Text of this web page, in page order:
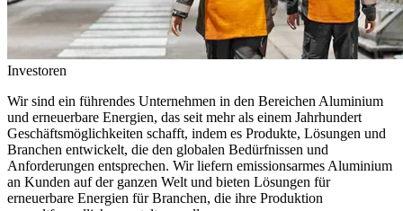
Investoren
Wir sind ein führendes Unternehmen in den Bereichen Aluminium
und erneuerbare Energien, das seit mehr als einem Jahrhundert
Geschäftsmöglichkeiten schafft, indem es Produkte, Lösungen und
Branchen entwickelt, die den globalen Bedürfnissen und
Anforderungen entsprechen. Wir liefern emissionsarmes Aluminium
an Kunden auf der ganzen Welt und bieten Lösungen für
erneuerbare Energien für Branchen, die ihre Produktion